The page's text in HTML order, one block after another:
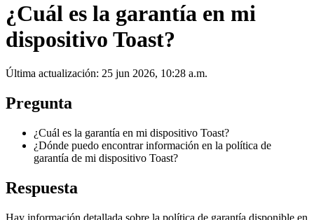
¿Cuál es la garantía en mi
dispositivo Toast?
Última actualización: 25 jun 2026, 10:28 a.m.
Pregunta
¿Cuál es la garantía en mi dispositivo Toast?
¿Dónde puedo encontrar información en la política de
garantía de mi dispositivo Toast?
Respuesta
Hay información detallada sobre la política de garantía disponible en